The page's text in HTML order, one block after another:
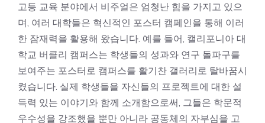
고등 교육 분야에서 비주얼은 엄청난 힘을 가지고 있으
며, 여러 대학들은 혁신적인 포스터 캠페인을 통해 이러
한 잠재력을 활용해 왔습니다. 예를 들어, 캘리포니아 대
학교 버클리 캠퍼스는 학생들의 성과와 연구 돌파구를
보여주는 포스터로 캠퍼스를 활기찬 갤러리로 탈바꿈시
켰습니다. 실제 학생들을 자신들의 프로젝트에 대한 설
득력 있는 이야기와 함께 소개함으로써, 그들은 학문적
우수성을 강조했을 뿐만 아니라 공동체의 자부심을 고